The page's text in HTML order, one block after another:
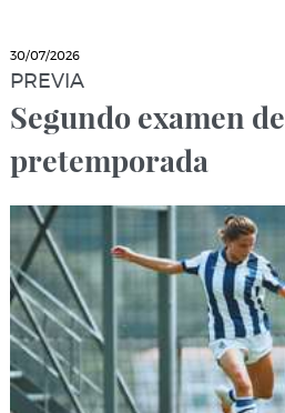
30/07/2026
PREVIA
Segundo examen de
pretemporada